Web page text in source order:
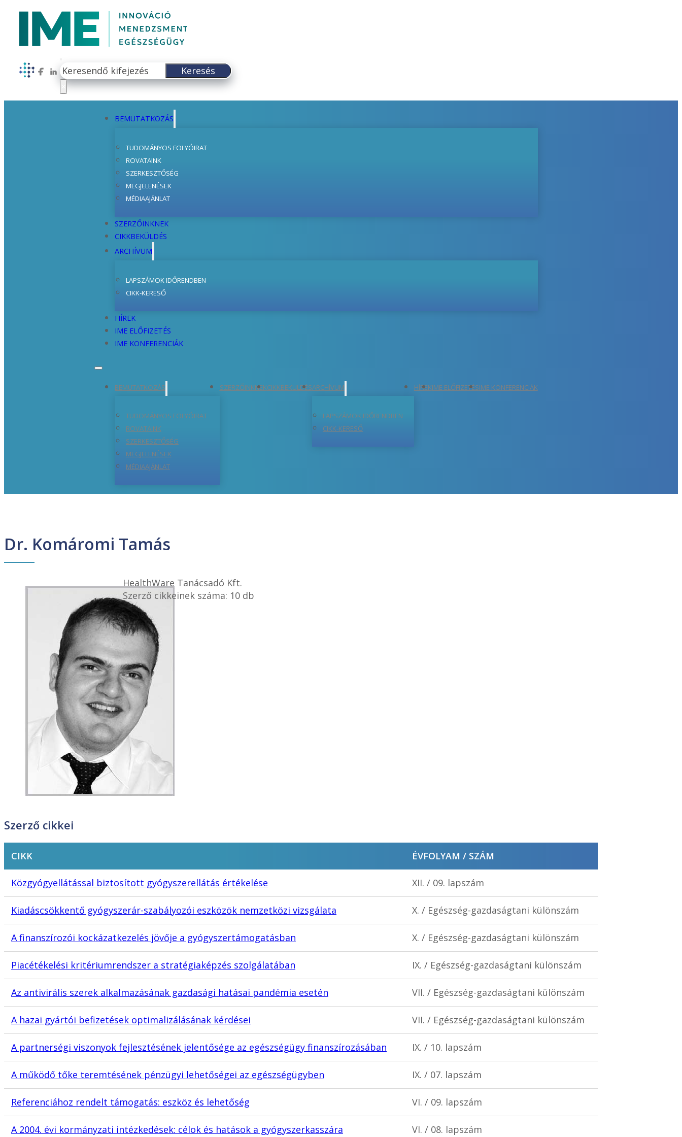
Follow us on Facebook
Follow us on LinkedIn
Keresés
Keresés
BEMUTATKOZÁS
TUDOMÁNYOS FOLYÓIRAT
ROVATAINK
SZERKESZTŐSÉG
MEGJELENÉSEK
MÉDIAAJÁNLAT
SZERZŐINKNEK
CIKKBEKÜLDÉS
ARCHÍVUM
LAPSZÁMOK IDŐRENDBEN
CIKK-KERESŐ
HÍREK
IME ELŐFIZETÉS
IME KONFERENCIÁK
BEMUTATKOZÁS
TUDOMÁNYOS FOLYÓIRAT
ROVATAINK
SZERKESZTŐSÉG
MEGJELENÉSEK
MÉDIAAJÁNLAT
SZERZŐINKNEKCIKKBEKÜLDÉSARCHÍVUM
LAPSZÁMOK IDŐRENDBEN
CIKK-KERESŐ
HÍREKIME ELŐFIZETÉSIME KONFERENCIÁK
Dr. Komáromi Tamás
HealthWare Tanácsadó Kft.
Szerző cikkeinek száma: 10 db
Szerző cikkei
CIKK ÉVFOLYAM / SZÁM
Közgyógyellátással biztosított gyógyszerellátás értékelése XII. / 09. lapszám
Kiadáscsökkentő gyógyszerár-szabályozói eszközök nemzetközi vizsgálata X. / Egészség-gazdaságtani különszám
A finanszírozói kockázatkezelés jövője a gyógyszertámogatásban X. / Egészség-gazdaságtani különszám
Piacétékelési kritériumrendszer a stratégiaképzés szolgálatában IX. / Egészség-gazdaságtani különszám
Az antivirális szerek alkalmazásának gazdasági hatásai pandémia esetén VII. / Egészség-gazdaságtani különszám
A hazai gyártói befizetések optimalizálásának kérdései VII. / Egészség-gazdaságtani különszám
A partnerségi viszonyok fejlesztésének jelentősége az egészségügy finanszírozásában IX. / 10. lapszám
A működő tőke teremtésének pénzügyi lehetőségei az egészségügyben IX. / 07. lapszám
Referenciához rendelt támogatás: eszköz és lehetőség VI. / 09. lapszám
A 2004. évi kormányzati intézkedések: célok és hatások a gyógyszerkasszára VI. / 08. lapszám